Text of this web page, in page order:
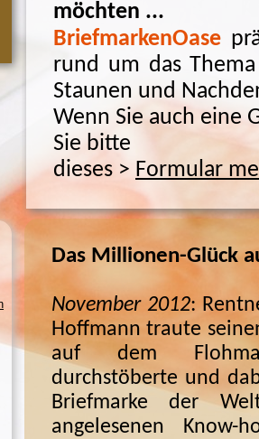
möchten ...
BriefmarkenOase
rund um das
Staunen und
Wenn Sie auch eine
Sie bitte
dieses > Formular
Das Millionen-Glück
November 2012:
Hoffmann traute
auf dem
durchstöberte und
Briefmarke der
angelesenen Know-